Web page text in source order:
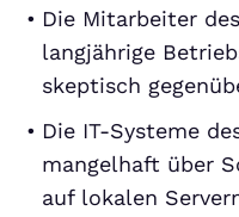
Die Mitarbeiter
langjährige
skeptisch
Die IT-Systeme
mangelhaft über
auf lokalen